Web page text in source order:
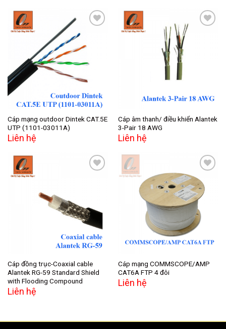
Add to
Cáp mạng outdoor Dintek CAT.5E
UTP (1101-03011A)
Liên hệ
Cáp âm thanh/ điều khiển Alantek
3-Pair 18 AWG
Liên hệ
Cáp đồng trục-Coaxial cable
Alantek RG-59 Standard Shield
with Flooding Compound
Liên hệ
Add to
wishlist
Cáp mạng COMMSCOPE/AMP
CAT6A FTP 4 đôi
Liên hệ